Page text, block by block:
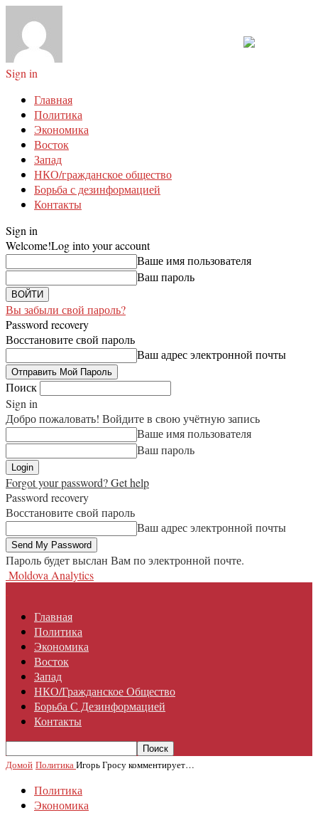
Sign in
Главная
Политика
Экономика
Восток
Запад
НКО/гражданское общество
Борьба с дезинформацией
Контакты
Sign in
Welcome!Log into your account
Ваше имя пользователя
Ваш пароль
Вы забыли свой пароль?
Password recovery
Восстановите свой пароль
Ваш адрес электронной почты
Поиск
Sign in
Добро пожаловать! Войдите в свою учётную запись
Ваше имя пользователя
Ваш пароль
Forgot your password? Get help
Password recovery
Восстановите свой пароль
Ваш адрес электронной почты
Пароль будет выслан Вам по электронной почте.
Moldova Analytics
Главная
Политика
Экономика
Восток
Запад
НКО/гражданское Общество
Борьба С Дезинформацией
Контакты
Домой ПолитикаИгорь Гросу комментирует…
Политика
Экономика